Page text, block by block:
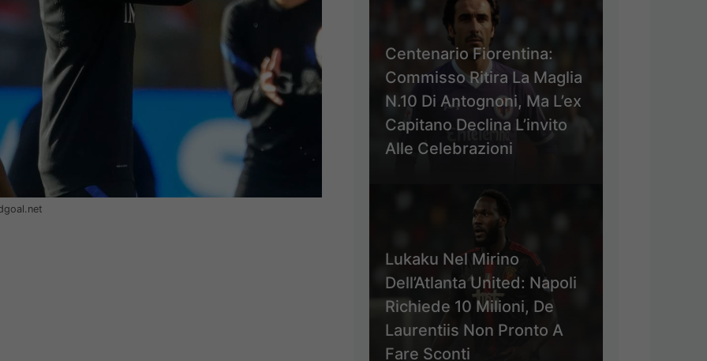
Centenario Fiorentina:
Commisso Ritira La Maglia
N.10 Di Antognoni, Ma L’ex
Capitano Declina L’invito
Alle Celebrazioni
Lukaku Nel Mirino
Dell’Atlanta United: Napoli
Richiede 10 Milioni, De
Laurentiis Non Pronto A
Fare Sconti